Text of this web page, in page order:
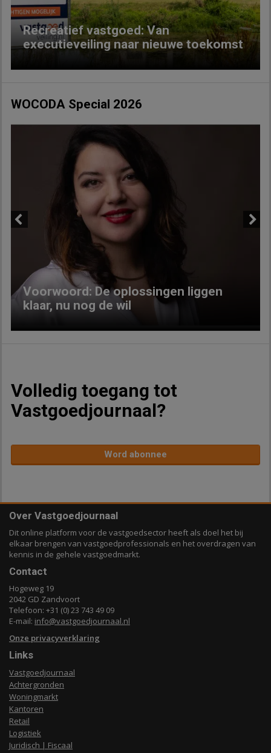
Recreatief vastgoed: Van
executieveiling naar nieuwe toekomst
WOCODA Special 2026
Voorwoord: De oplossingen liggen
klaar, nu nog de wil
Volledig toegang tot
Vastgoedjournaal?
Word abonnee
Over Vastgoedjournaal
Dit online platform voor de vastgoedsector heeft als doel het bij
elkaar brengen van vastgoedprofessionals en het overdragen van
kennis in de gehele vastgoedmarkt.
Contact
Hogeweg 19
2042 GD Zandvoort
Telefoon: +31 (0) 23 743 49 09
E-mail: info@vastgoedjournaal.nl
Onze privacyverklaring
Links
Vastgoedjournaal
Achtergronden
Woningmarkt
Kantoren
Retail
Logistiek
Juridisch | Fiscaal